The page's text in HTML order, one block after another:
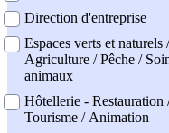
Direction d'entreprise
Espaces verts et naturels /
Agriculture / Pêche /
animaux
Hôtellerie - Restauration
Tourisme / Animation